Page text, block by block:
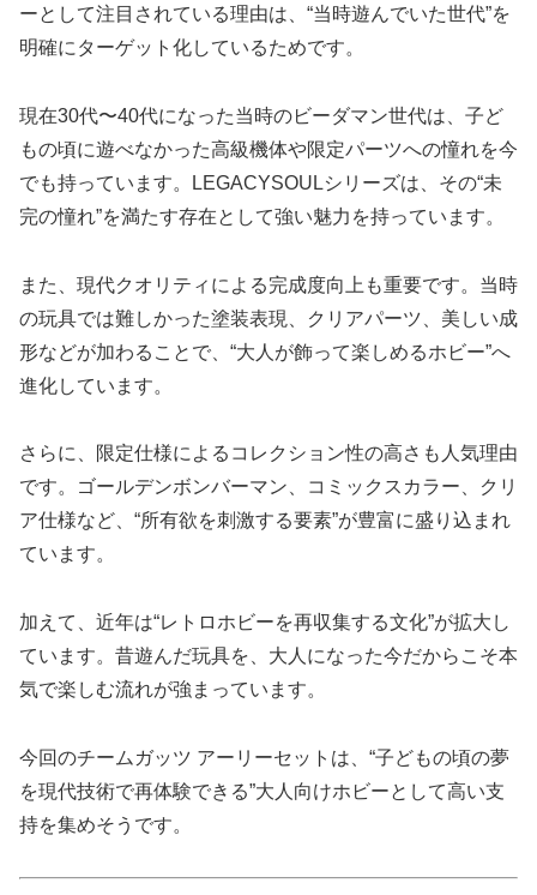
ーとして注目されている理由は、“当時遊んでいた世代”を
明確にターゲット化しているためです。
現在30代〜40代になった当時のビーダマン世代は、子ど
もの頃に遊べなかった高級機体や限定パーツへの憧れを今
でも持っています。LEGACYSOULシリーズは、その“未
完の憧れ”を満たす存在として強い魅力を持っています。
また、現代クオリティによる完成度向上も重要です。当時
の玩具では難しかった塗装表現、クリアパーツ、美しい成
形などが加わることで、“大人が飾って楽しめるホビー”へ
進化しています。
さらに、限定仕様によるコレクション性の高さも人気理由
です。ゴールデンボンバーマン、コミックスカラー、クリ
ア仕様など、“所有欲を刺激する要素”が豊富に盛り込まれ
ています。
加えて、近年は“レトロホビーを再収集する文化”が拡大し
ています。昔遊んだ玩具を、大人になった今だからこそ本
気で楽しむ流れが強まっています。
今回のチームガッツ アーリーセットは、“子どもの頃の夢
を現代技術で再体験できる”大人向けホビーとして高い支
持を集めそうです。